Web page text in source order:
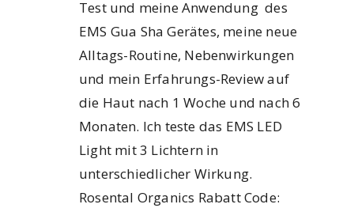
Test und meine Anwendung des
EMS Gua Sha Gerätes, meine neue
Alltags-Routine, Nebenwirkungen
und mein Erfahrungs-Review auf
die Haut nach 1 Woche und nach 6
Monaten. Ich teste das EMS LED
Light mit 3 Lichtern in
unterschiedlicher Wirkung.
Rosental Organics Rabatt Code: